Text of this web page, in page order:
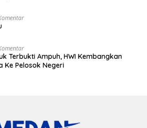
Terbukti Ampuh, HWI Kembangkan
Ke Pelosok Negeri